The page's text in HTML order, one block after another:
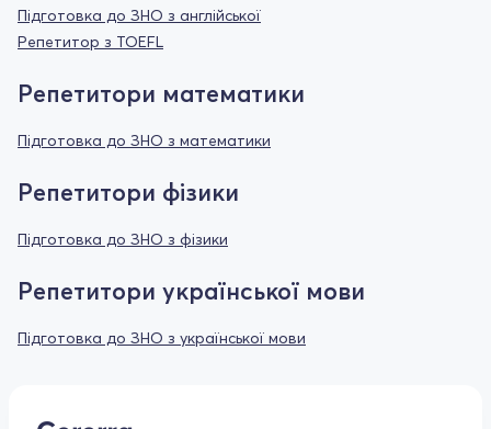
Підготовка до ЗНО з англійської
Репетитор з TOEFL
Репетитори математики
Підготовка до ЗНО з математики
Репетитори фізики
Підготовка до ЗНО з фізики
Репетитори української мови
Підготовка до ЗНО з української мови